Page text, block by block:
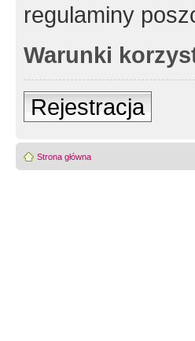
regulaminy
Warunki
Rejestracja
Strona główna